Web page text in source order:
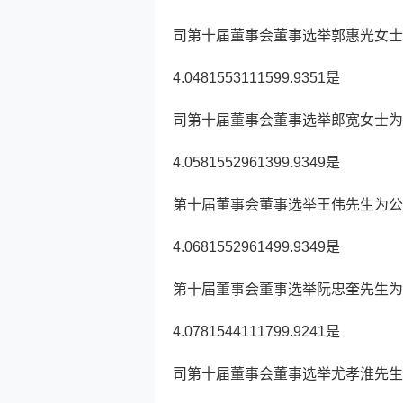
司第十届董事会董事选举郭惠光女
4.0481553111599.9351是
司第十届董事会董事选举郎宽女士
4.0581552961399.9349是
第十届董事会董事选举王伟先生为
4.0681552961499.9349是
第十届董事会董事选举阮忠奎先生
4.0781544111799.9241是
司第十届董事会董事选举尤孝淮先